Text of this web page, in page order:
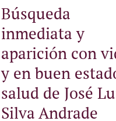
Búsqueda
inmediata y
aparición con
y en buen
salud de José
Silva Andrade